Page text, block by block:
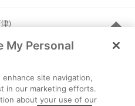
)
ルート
を見る
) など
My Personal
site navigation,
in our marketing efforts.
about your use of our